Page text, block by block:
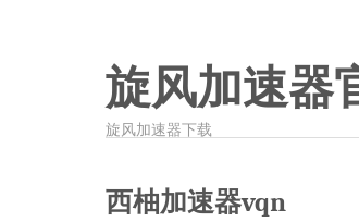
旋风加速器
旋风加速器下载
西柚加速器vqn